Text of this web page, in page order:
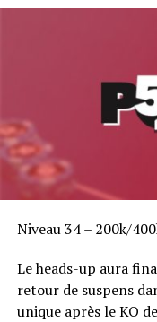
Olivier (à g.) avec
Sur la rivière [ad],
adversaire entre de
30k s’il se trompe…
demandée. Il mucke
grimpe à 65k sur le
Il reste 32 minutes
survivants et une
Niveau 34 – 200k/
Le heads-up aura
retour de suspens
unique après le KO